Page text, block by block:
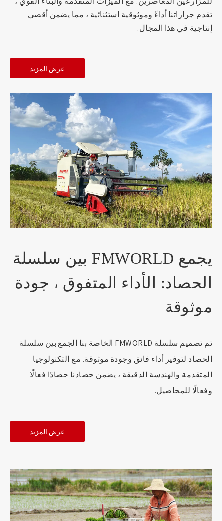
تقدم جراراتنا أداءً وموثوقية استثنائية ، مما يضمن أقصى
إنتاجية في هذا المجال.
عرض المزيد
يجمع FMWORLD بين سلسلة
الحصاد: الأداء المتفوق ، جودة
موثوقة
تم تصميم سلسلة FMWORLD الخاصة بنا الجمع بين سلسلة
الحصاد لتوفير أداء فائق وجودة موثوقة. مع التكنولوجيا
المتقدمة والهندسة الدقيقة ، يضمن حصادنا حصادًا فعالًا
وفعالًا للمحاصيل.
عرض المزيد